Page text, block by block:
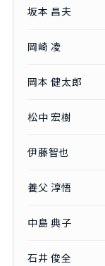
坂本 昌夫
岡崎 凌
岡本 健太郎
松中 宏樹
伊藤智也
養父 淳悟
中島 典子
石井 俊全